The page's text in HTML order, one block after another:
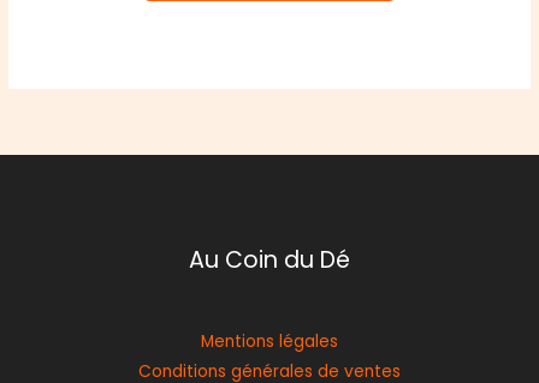
Au Coin du Dé
Mentions légales
Conditions générales de ventes